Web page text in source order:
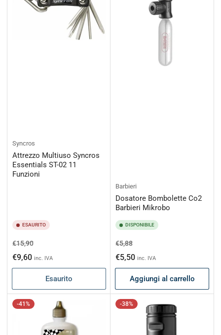
Syncros
Attrezzo Multiuso Syncros
Essentials ST-02 11
Funzioni
ESAURITO
Prezzo
di
listino
€15,90Prezzo
scontato
€9,60 inc. IVA
Esaurito
Barbieri
Dosatore Bombolette Co2
Barbieri Mikrobo
DISPONIBILE
Prezzo
di
listino
€5,88Prezzo
scontato
€5,50 inc. IVA
Aggiungi al carrello
-41% -38%